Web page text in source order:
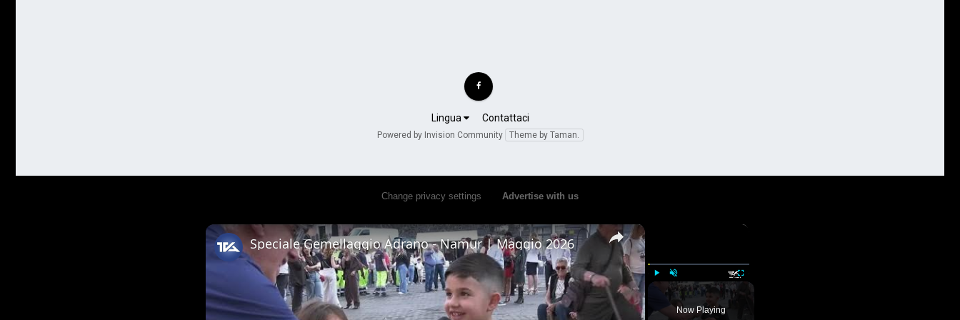
Lingua Contattaci
Powered by Invision Community Theme by Taman.
Change privacy settings Advertise with us
×
Unmute Fullscreen
Now Playing
×
Speciale Gemellaggio Adrano - Namur | Maggio 2026